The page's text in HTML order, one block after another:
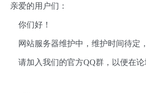
亲爱的用户们：
你们好！
网站服务器维护中，维护时间待定
请加入我们的官方QQ群，以便在